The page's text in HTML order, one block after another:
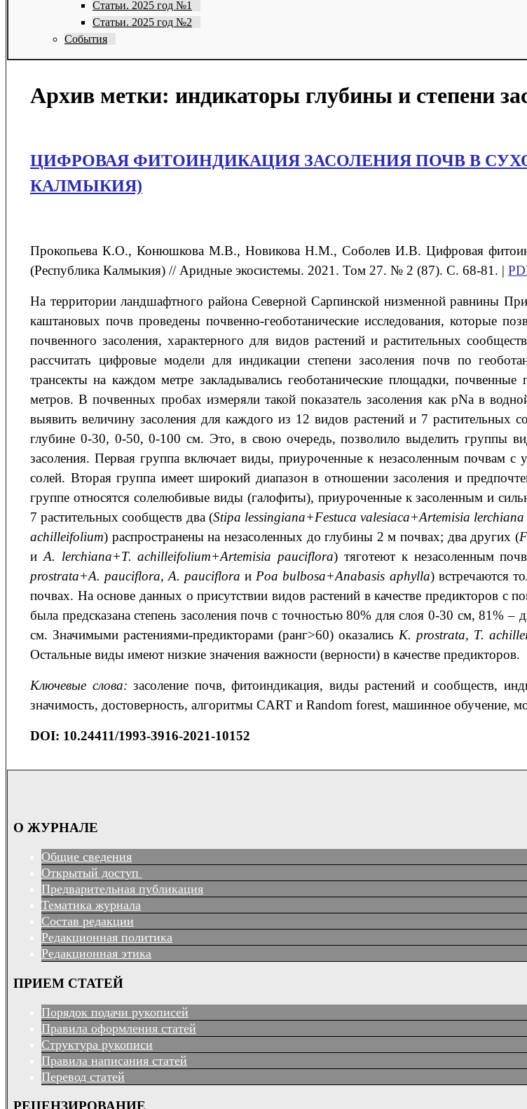
Статьи. 2025 год №1
Статьи. 2025 год №2
События
Архив метки: индикаторы глубины и степени
ЦИФРОВАЯ ФИТОИНДИКАЦИЯ ЗАСОЛЕНИЯ ПОЧВ В
КАЛМЫКИЯ)
Прокопьева К.О., Конюшкова М.В., Новикова Н.М., Соболев И.В. Цифровая
(Республика Калмыкия) // Аридные экосистемы. 2021. Том 27. № 2 (87). С. 68-81. |
На территории ландшафтного района Северной Сарпинской низменной равнины
каштановых почв проведены почвенно-геоботанические исследования, которые
почвенного засоления, характерного для видов растений и растительных
рассчитать цифровые модели для индикации степени засоления почв по
трансекты на каждом метре закладывались геоботанические площадки,
метров. В почвенных пробах измеряли такой показатель засоления как pNa в
выявить величину засоления для каждого из 12 видов растений и 7 растительных
глубине 0-30, 0-50, 0-100 см. Это, в свою очередь, позволило выделить группы
засоления. Первая группа включает виды, приуроченные к незасоленным почвам с
солей. Вторая группа имеет широкий диапазон в отношении засоления и
группе относятся солелюбивые виды (галофиты), приуроченные к засоленным и
7 растительных сообществ два (Stipa lessingiana+Festuca valesiaca+Artemisia lerchiana
achilleifolium) распространены на незасоленных до глубины 2 м почвах; два других (F
и A. lerchiana+T. achilleifolium+Artemisia pauciflora) тяготеют к незасоленным
prostrata+A. pauciflora,A. pauciflora и Poa bulbosa+Anabasis aphylla) встречаются
почвах. На основе данных о присутствии видов растений в качестве предикторов
была предсказана степень засоления почв с точностью 80% для слоя 0-30 см, 81%
см. Значимыми растениями-предикторами (ранг>60) оказались K. prostrata, T.
Остальные виды имеют низкие значения важности (верности) в качестве предикторов.
Ключевые слова: засоление почв, фитоиндикация, виды растений и сообществ,
значимость, достоверность, алгоритмы CART и Random forest, машинное обучение,
DOI: 10.24411/1993-3916-2021-10152
О ЖУРНАЛЕ
Общие сведения
Открытый доступ
Предварительная публикация
Тематика журнала
Состав редакции
Редакционная политика
Редакционная этика
ПРИЕМ СТАТЕЙ
Порядок подачи рукописей
Правила оформления статей
Структура рукописи
Правила написания статей
Перевод статей
РЕЦЕНЗИРОВАНИЕ